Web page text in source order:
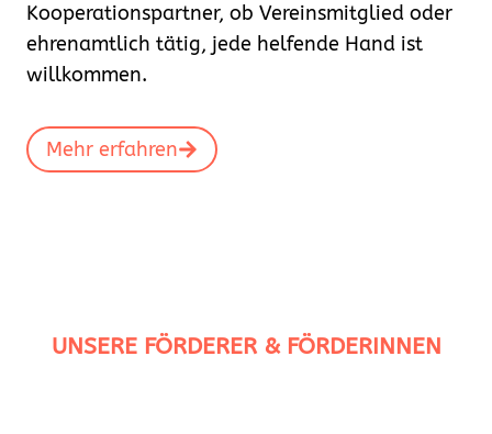
Kooperationspartner, ob Vereinsmitglied oder
ehrenamtlich tätig, jede helfende Hand ist
willkommen.
Mehr erfahren
UNSERE FÖRDERER & FÖRDERINNEN